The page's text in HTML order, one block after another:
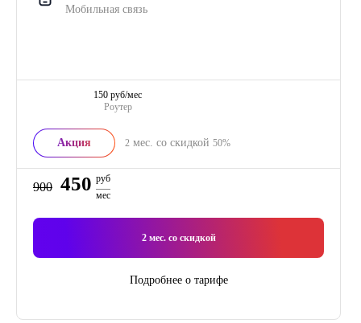
Мобильная связь
Роутер
150 руб/мес
Акция 2 мес. со скидкой 50%
900 450 руб
мес
2мес. со скидкой
Подробнее о тарифе